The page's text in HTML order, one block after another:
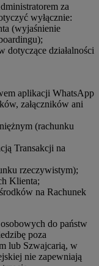
za
wyłącznie:
(wyjaśnienie
dotyczące działalności
aplikacji WhatsApp
załączników ani
(rachunku
Transakcji na
rzeczywistym);
Klienta;
na Rachunek
do państw
poza
lub Szwajcarią, w
nie zapewniają